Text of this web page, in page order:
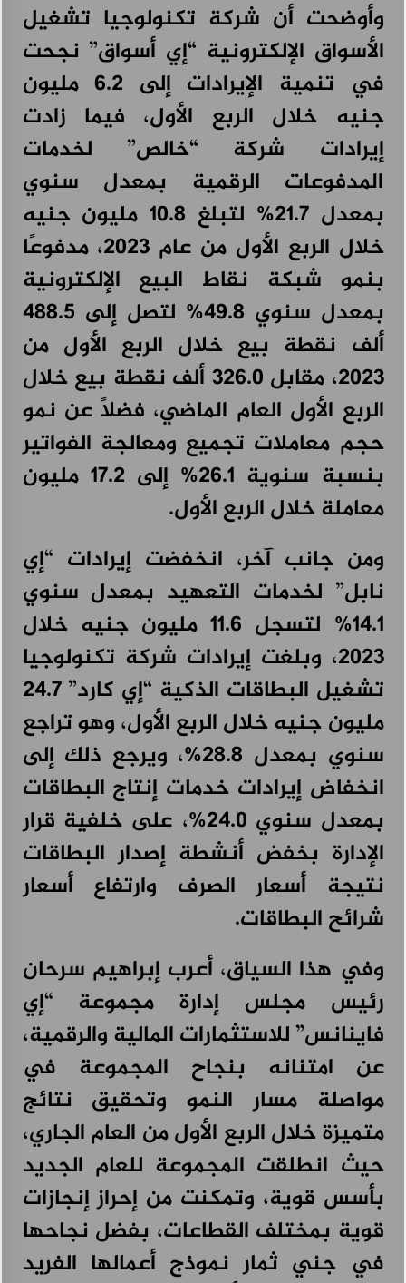
وأوضحت أن شركة تكنولوجيا تشغيل
الأسواق الإلكترونية “إي أسواق” نجحت
في تنمية الإيرادات إلى 6.2 مليون
جنيه خلال الربع الأول، فيما زادت
إيرادات شركة “خالص” لخدمات
المدفوعات الرقمية بمعدل سنوي
بمعدل 21.7% لتبلغ 10.8 مليون جنيه
خلال الربع الأول من عام 2023، مدفوعًا
بنمو شبكة نقاط البيع الإلكترونية
بمعدل سنوي 49.8% لتصل إلى 488.5
ألف نقطة بيع خلال الربع الأول من
2023، مقابل 326.0 ألف نقطة بيع خلال
الربع الأول العام الماضي، فضلاً عن نمو
حجم معاملات تجميع ومعالجة الفواتير
بنسبة سنوية 26.1% إلى 17.2 مليون
معاملة خلال الربع الأول.
ومن جانب آخر، انخفضت إيرادات “إي
نابل” لخدمات التعهيد بمعدل سنوي
14.1% لتسجل 11.6 مليون جنيه خلال
2023، وبلغت إيرادات شركة تكنولوجيا
تشغيل البطاقات الذكية “إي كارد” 24.7
مليون جنيه خلال الربع الأول، وهو تراجع
سنوي بمعدل 28.8%، ويرجع ذلك إلى
انخفاض إيرادات خدمات إنتاج البطاقات
بمعدل سنوي 24.0%، على خلفية قرار
الإدارة بخفض أنشطة إصدار البطاقات
نتيجة أسعار الصرف وارتفاع أسعار
شرائح البطاقات.
وفي هذا السياق، أعرب إبراهيم سرحان
رئيس مجلس إدارة مجموعة “إي
فاينانس” للاستثمارات المالية والرقمية،
عن امتنانه بنجاح المجموعة في
مواصلة مسار النمو وتحقيق نتائج
متميزة خلال الربع الأول من العام الجاري،
حيث انطلقت المجموعة للعام الجديد
بأسس قوية، وتمكنت من إحراز إنجازات
قوية بمختلف القطاعات، بفضل نجاحها
في جني ثمار نموذج أعمالها الفريد